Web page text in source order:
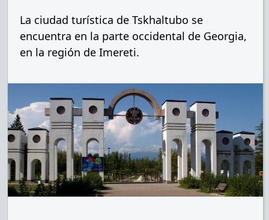
La ciudad turística de Tskhaltubo se
encuentra en la parte occidental de Georgia,
en la región de Imereti.